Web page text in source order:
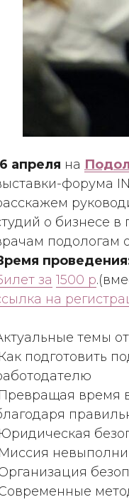
апреля на
форума
о бизнесе
подологам
за 1500 р
на
темы
подготовить
время